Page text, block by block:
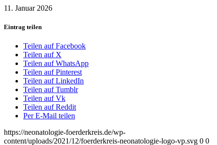
11. Januar 2026
Eintrag teilen
Teilen auf Facebook
Teilen auf X
Teilen auf WhatsApp
Teilen auf Pinterest
Teilen auf LinkedIn
Teilen auf Tumblr
Teilen auf Vk
Teilen auf Reddit
Per E-Mail teilen
https://neonatologie-foerderkreis.de/wp-
content/uploads/2021/12/foerderkreis-neonatologie-logo-vp.svg 0 0